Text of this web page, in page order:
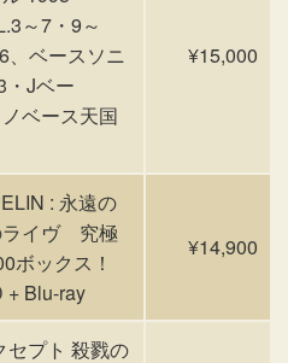
～7・9～
、ベースソニ
・Jベー
ベース天国
¥15,000
: 永遠の
イヴ 究極
ックス！
+ Blu-ray
¥14,900
セプト 殺戮の